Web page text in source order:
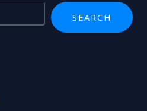
SEARCH